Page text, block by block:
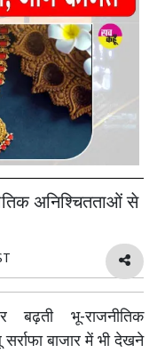
अनिश्चितताओं से
बढ़ती भू-राजनीतिक
बाजार में भी देखने